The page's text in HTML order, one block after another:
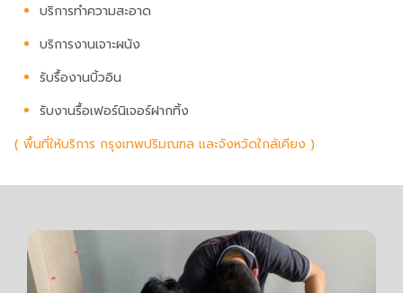
บริการทำความสะอาด
บริการงานเจาะผนัง
รับรื้องานบิ้วอิน
รับงานรื้อเฟอร์นิเจอร์ฝากทิ้ง
( พื้นที่ให้บริการ กรุงเทพปริมณฑล และจังหวัดใกล้เคียง )